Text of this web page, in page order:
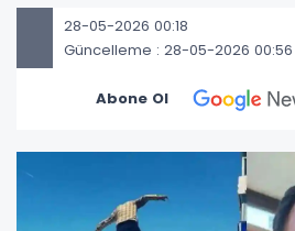
28-05-2026 00:18
Güncelleme : 28-05-2026 00:56
Abone Ol